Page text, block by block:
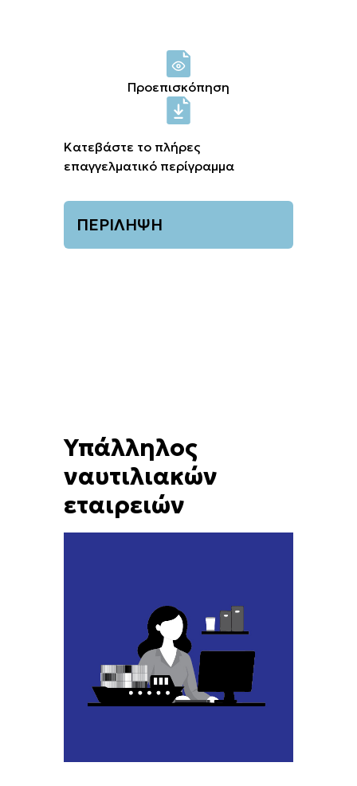
Προεπισκόπηση
Κατεβάστε το πλήρες
επαγγελματικό περίγραμμα
ΠΕΡΙΛΗΨΗ
Υπάλληλος
ναυτιλιακών
εταιρειών